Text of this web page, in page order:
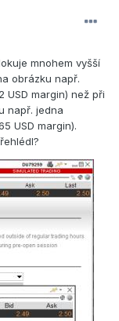
mnohem vyšší
obrázku např.
USD margin) než při
např. jedna
USD margin).